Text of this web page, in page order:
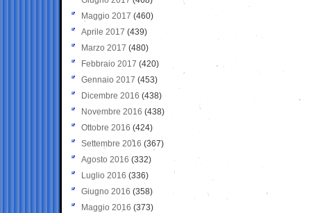
Maggio 2017 (460)
Aprile 2017 (439)
Marzo 2017 (480)
Febbraio 2017 (420)
Gennaio 2017 (453)
Dicembre 2016 (438)
Novembre 2016 (438)
Ottobre 2016 (424)
Settembre 2016 (367)
Agosto 2016 (332)
Luglio 2016 (336)
Giugno 2016 (358)
Maggio 2016 (373)